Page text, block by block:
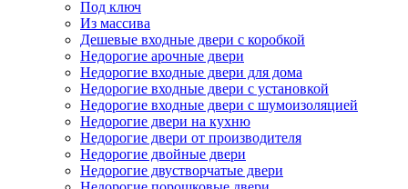
Под ключ
Из массива
Дешевые входные двери с коробкой
Недорогие арочные двери
Недорогие входные двери для дома
Недорогие входные двери с установкой
Недорогие входные двери с шумоизоляцией
Недорогие двери на кухню
Недорогие двери от производителя
Недорогие двойные двери
Недорогие двустворчатые двери